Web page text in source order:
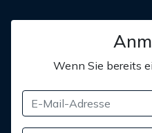
Wenn Sie bereits